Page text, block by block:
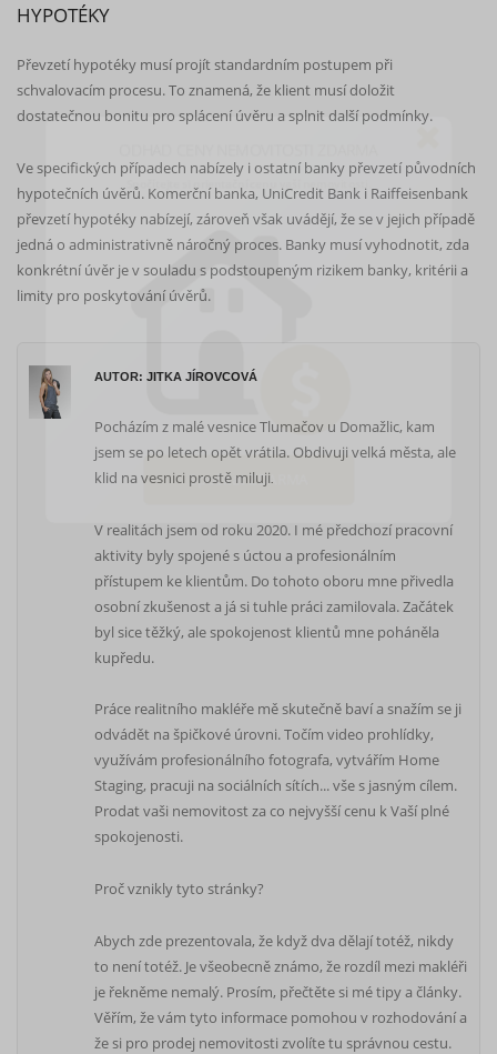
HYPOTÉKY
Převzetí hypotéky musí projít standardním postupem při
schvalovacím procesu. To znamená, že klient musí doložit
dostatečnou bonitu pro splácení úvěru a splnit další podmínky.
Ve specifických případech nabízely i ostatní banky převzetí původních
hypotečních úvěrů. Komerční banka, UniCredit Bank i Raiffeisenbank
převzetí hypotéky nabízejí, zároveň však uvádějí, že se v jejich případě
jedná o administrativně náročný proces. Banky musí vyhodnotit, zda
konkrétní úvěr je v souladu s podstoupeným rizikem banky, kritérii a
limity pro poskytování úvěrů.
AUTOR: JITKA JÍROVCOVÁ
Pocházím z malé vesnice Tlumačov u Domažlic, kam
jsem se po letech opět vrátila. Obdivuji velká města, ale
klid na vesnici prostě miluji
V realitách jsem od roku 2020. I mé předchozí pracovní
aktivity byly spojené s úctou a profesionálním
přístupem ke klientům. Do tohoto oboru mne přivedla
osobní zkušenost a já si tuhle práci zamilovala. Začátek
byl sice těžký, ale spokojenost klientů mne poháněla
kupředu.
Práce realitního makléře mě skutečně baví a snažím se ji
odvádět na špičkové úrovni. Točím video prohlídky,
využívám profesionálního fotografa, vytvářím Home
Staging, pracuji na sociálních sítích... vše s jasným cílem.
Prodat vaši nemovitost za co nejvyšší cenu k Vaší plné
spokojenosti.
Proč vznikly tyto stránky?
Abych zde prezentovala, že když dva dělají totéž, nikdy
to není totéž. Je všeobecně známo, že rozdíl mezi makléři
je řekněme nemalý. Prosím, přečtěte si mé tipy a články.
Věřím, že vám tyto informace pomohou v rozhodování a
že si pro prodej nemovitosti zvolíte tu správnou cestu.
ODHAD CENY NEMOVITOSTI ZDARMA